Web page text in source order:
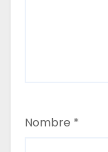
Nombre *